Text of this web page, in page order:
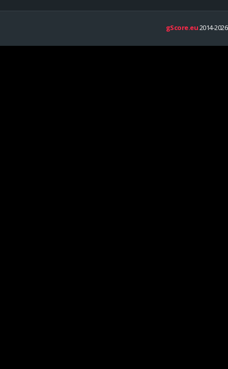
gScore.eu2014-